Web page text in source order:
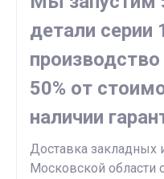
детали серии
50% от
наличии
Доставка закладных
Московской области